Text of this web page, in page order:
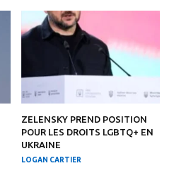
ZELENSKY PREND POSITION
POUR LES DROITS LGBTQ+ EN
UKRAINE
LOGAN CARTIER